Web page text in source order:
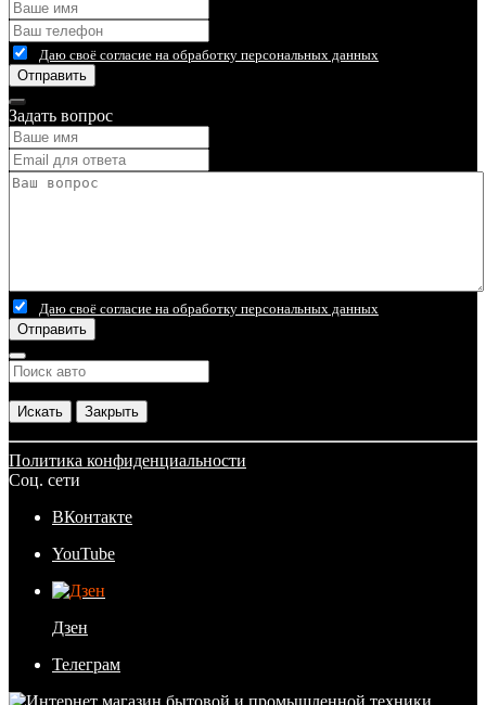
Даю своё согласие на обработку персональных данных
Отправить
Задать вопрос
Даю своё согласие на обработку персональных данных
Отправить
Искать Закрыть
Политика конфиденциальности
Соц. сети
ВКонтакте
YouTube
Дзен
Телеграм